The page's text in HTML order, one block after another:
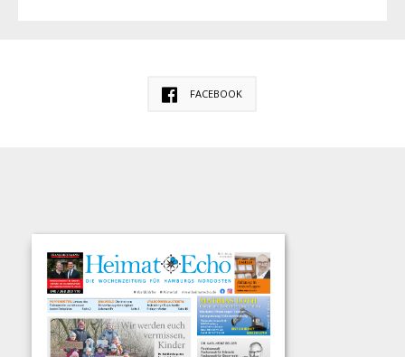
FACEBOOK